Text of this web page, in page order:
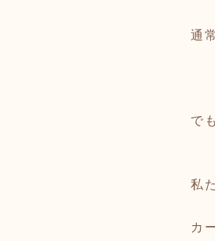
通
で
私
カ